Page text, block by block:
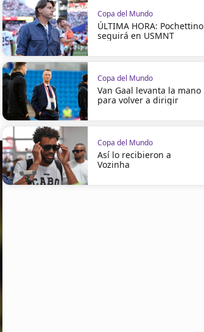
Copa del Mundo
ÚLTIMA HORA: Pochettino
seguirá en USMNT
Copa del Mundo
Van Gaal levanta la mano
para volver a dirigir
Copa del Mundo
Así lo recibieron a
Vozinha